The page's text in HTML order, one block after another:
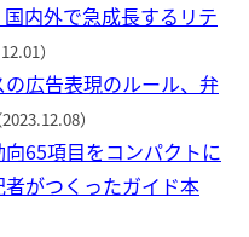
内外で急成長するリテ
）
広告表現のルール、弁
2023.12.08）
65項目をコンパクトに
がつくったガイド本